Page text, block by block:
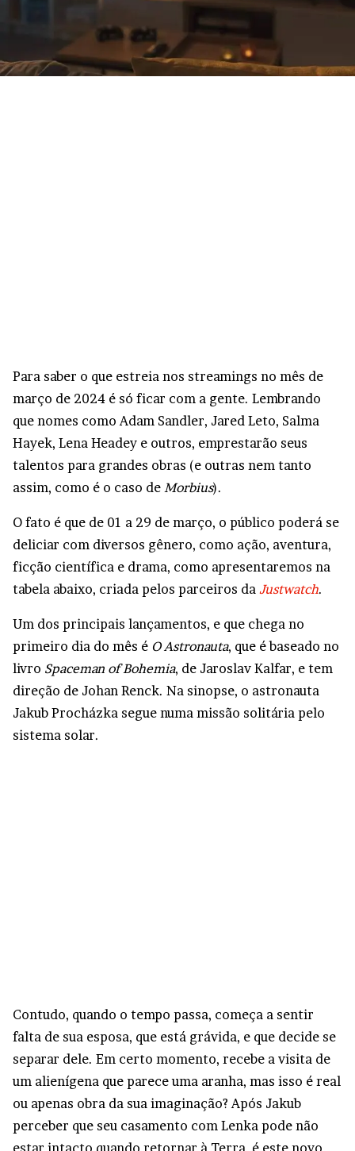
Para saber o que estreia nos streamings no mês de
março de 2024 é só ficar com a gente. Lembrando
que nomes como Adam Sandler, Jared Leto, Salma
Hayek, Lena Headey e outros, emprestarão seus
talentos para grandes obras (e outras nem tanto
assim, como é o caso de Morbius).
O fato é que de 01 a 29 de março, o público poderá se
deliciar com diversos gênero, como ação, aventura,
ficção científica e drama, como apresentaremos na
tabela abaixo, criada pelos parceiros da Justwatch.
Um dos principais lançamentos, e que chega no
primeiro dia do mês é O Astronauta, que é baseado no
livro Spaceman of Bohemia, de Jaroslav Kalfar, e tem
direção de Johan Renck. Na sinopse, o astronauta
Jakub Procházka segue numa missão solitária pelo
sistema solar.
Contudo, quando o tempo passa, começa a sentir
falta de sua esposa, que está grávida, e que decide se
separar dele. Em certo momento, recebe a visita de
um alienígena que parece uma aranha, mas isso é real
ou apenas obra da sua imaginação? Após Jakub
perceber que seu casamento com Lenka pode não